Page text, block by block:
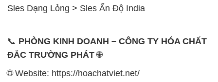
Sles Dạng Lỏng > Sles Ấn Độ India
📞 PHÒNG KINH DOANH – CÔNG TY HÓA CHẤT
ĐẮC TRƯỜNG PHÁT🌐
🌐 Website: https://hoachatviet.net/